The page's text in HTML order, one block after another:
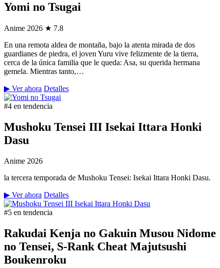
Yomi no Tsugai
Anime 2026 ★ 7.8
En una remota aldea de montaña, bajo la atenta mirada de dos
guardianes de piedra, el joven Yuru vive felizmente de la tierra,
cerca de la única familia que le queda: Asa, su querida hermana
gemela. Mientras tanto,…
▶ Ver ahora Detalles
#4 en tendencia
Mushoku Tensei III Isekai Ittara Honki
Dasu
Anime 2026
la tercera temporada de Mushoku Tensei: Isekai Ittara Honki Dasu.
▶ Ver ahora Detalles
#5 en tendencia
Rakudai Kenja no Gakuin Musou Nidome
no Tensei, S-Rank Cheat Majutsushi
Boukenroku